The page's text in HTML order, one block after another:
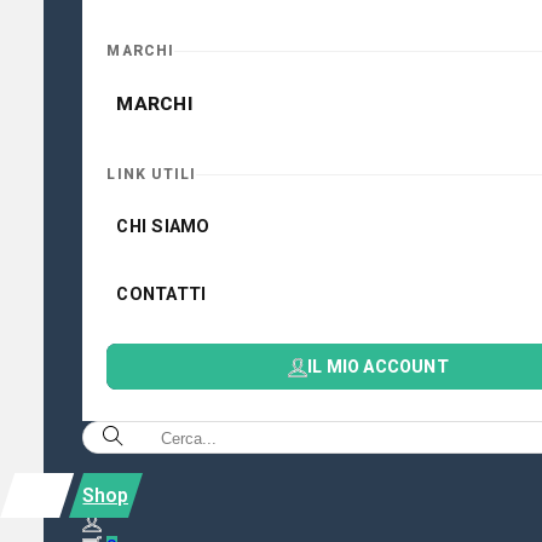
MARCHI
MARCHI
LINK UTILI
CHI SIAMO
CONTATTI
IL MIO ACCOUNT
Shop